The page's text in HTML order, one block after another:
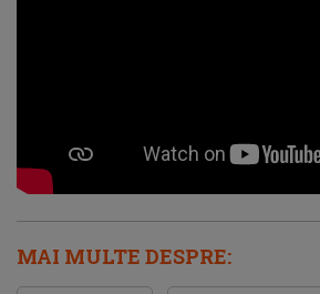
MAI MULTE DESPRE: